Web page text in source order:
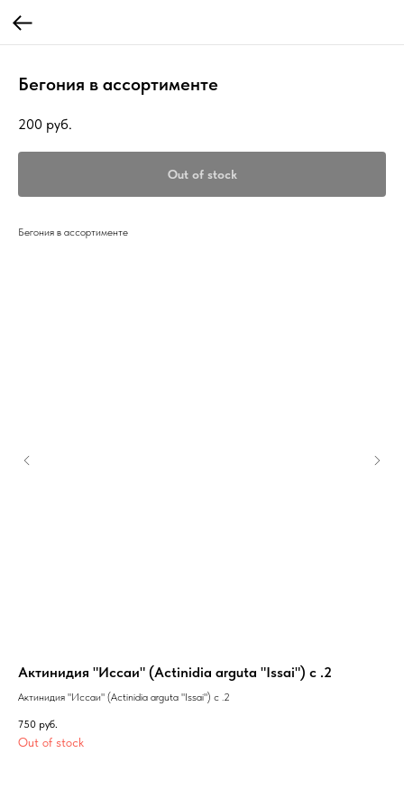
Бегония в ассортименте
200 руб.
Out of stock
Бегония в ассортименте
Актинидия "Иссаи" (Actinidia arguta "Issai") с .2
Актинидия "Иссаи" (Actinidia arguta "Issai") с .2
750 руб.
Out of stock